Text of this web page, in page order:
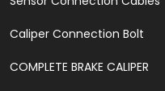
Caliper Connection Bolt
COMPLETE BRAKE CALIPER